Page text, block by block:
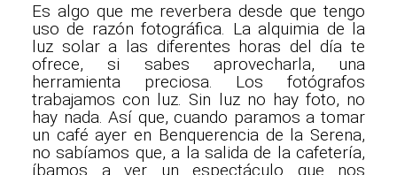
Es algo que me reverbera desde que tengo
uso de razón fotográfica. La alquimia de la
luz solar a las diferentes horas del día te
ofrece, si sabes aprovecharla, una
herramienta preciosa. Los fotógrafos
trabajamos con luz. Sin luz no hay foto, no
hay nada. Así que, cuando paramos a tomar
un café ayer en Benquerencia de la Serena,
no sabíamos que, a la salida de la cafetería,
íbamos a ver un espectáculo que nos